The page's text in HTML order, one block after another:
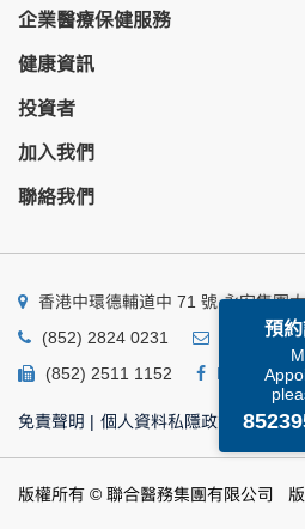
預
企業醫療保健服務
健康資訊
投資者
加入我們
聯絡我們
香港中環德輔道中 71 號 永安集團
(852) 2824 0231
(852) 2511 1152
Facebook
免責聲明 | 個人資料私隱政策 | 個人資
版權所有 © 聯合醫務集團有限公司